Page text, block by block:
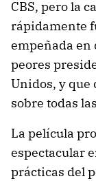
CBS, pero la
rápidamente
empeñada en
peores
Unidos, y que
sobre todas
La película
espectacular
prácticas del